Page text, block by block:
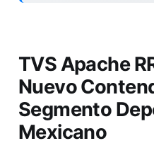
TVS Apache
Nuevo
Segmento
Mexicano